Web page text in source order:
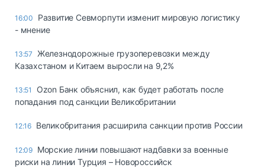
16:00
Развитие Севморпути изменит мировую логистику
- мнение
13:57
Железнодорожные грузоперевозки между
Казахстаном и Китаем выросли на 9,2%
13:51
Ozon Банк объяснил, как будет работать после
попадания под санкции Великобритании
12:16 Великобритания расширила санкции против России
12:09 Морские линии повышают надбавки за военные
риски на линии Турция – Новороссийск